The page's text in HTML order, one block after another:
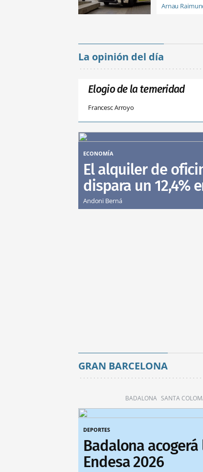
Arnau
La opinión del día
Elogio de la temeridad
Francesc Arroyo
ECONOMÍA
El alquiler de
dispara un 12,4%
Andoni Berná
GRAN BARCELONA
BADALONA SANTA
DEPORTES
Badalona acogerá
Endesa 2026